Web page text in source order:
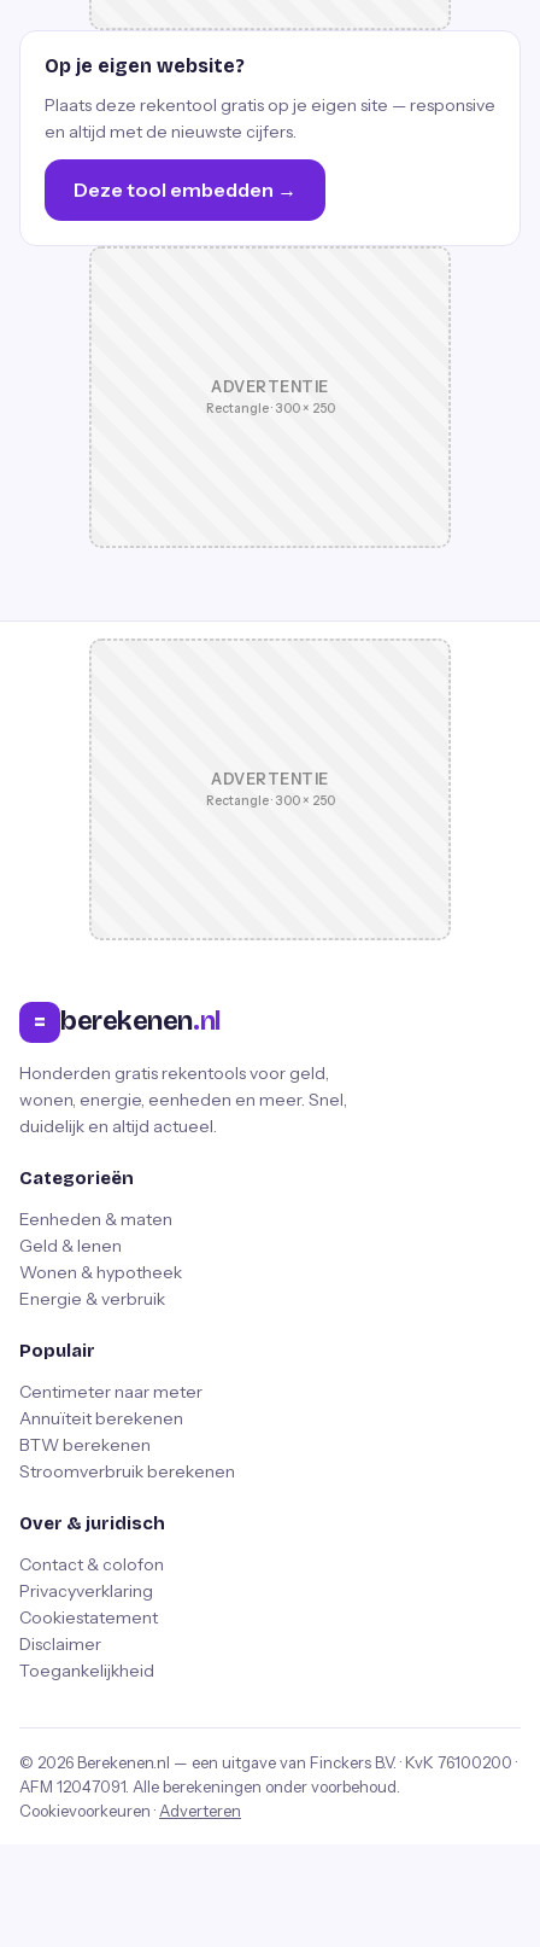
Op je eigen website?
Plaats deze rekentool gratis op je eigen site — responsive
en altijd met de nieuwste cijfers.
Deze tool embedden →
ADVERTENTIE
Rectangle · 300 × 250
ADVERTENTIE
Rectangle · 300 × 250
= berekenen.nl
Honderden gratis rekentools voor geld,
wonen, energie, eenheden en meer. Snel,
duidelijk en altijd actueel.
Categorieën
Eenheden & maten
Geld & lenen
Wonen & hypotheek
Energie & verbruik
Populair
Centimeter naar meter
Annuïteit berekenen
BTW berekenen
Stroomverbruik berekenen
Over & juridisch
Contact & colofon
Privacyverklaring
Cookiestatement
Disclaimer
Toegankelijkheid
© 2026 Berekenen.nl — een uitgave van Finckers B.V. · KvK 76100200 ·
AFM 12047091 . Alle berekeningen onder voorbehoud.
Cookievoorkeuren · Adverteren